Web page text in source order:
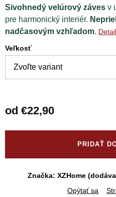
Sivohnedý velúrový záves v
pre harmonický interiér.
nadčasovým vzhľadom.
Veľkosť
od €22,90
PRIDAŤ
Značka: XZHome
Opýtať sa